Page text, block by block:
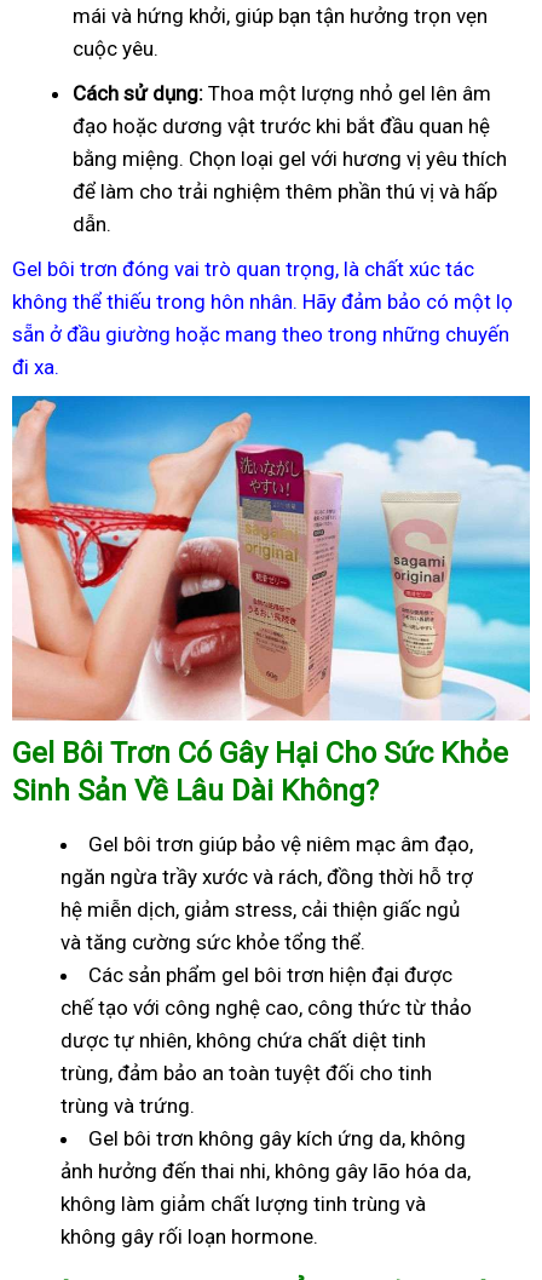
mái và hứng khởi, giúp bạn tận hưởng trọn vẹn
cuộc yêu.
Cách sử dụng: Thoa một lượng nhỏ gel lên âm
đạo hoặc dương vật trước khi bắt đầu quan hệ
bằng miệng. Chọn loại gel với hương vị yêu thích
để làm cho trải nghiệm thêm phần thú vị và hấp
dẫn.
Gel bôi trơn đóng vai trò quan trọng, là chất xúc tác
không thể thiếu trong hôn nhân. Hãy đảm bảo có một lọ
sẵn ở đầu giường hoặc mang theo trong những chuyến
đi xa.
Gel Bôi Trơn Có Gây Hại Cho Sức Khỏe
Sinh Sản Về Lâu Dài Không?
Gel bôi trơn giúp bảo vệ niêm mạc âm đạo,
ngăn ngừa trầy xước và rách, đồng thời hỗ trợ
hệ miễn dịch, giảm stress, cải thiện giấc ngủ
và tăng cường sức khỏe tổng thể.
Các sản phẩm gel bôi trơn hiện đại được
chế tạo với công nghệ cao, công thức từ thảo
dược tự nhiên, không chứa chất diệt tinh
trùng, đảm bảo an toàn tuyệt đối cho tinh
trùng và trứng.
Gel bôi trơn không gây kích ứng da, không
ảnh hưởng đến thai nhi, không gây lão hóa da,
không làm giảm chất lượng tinh trùng và
không gây rối loạn hormone.